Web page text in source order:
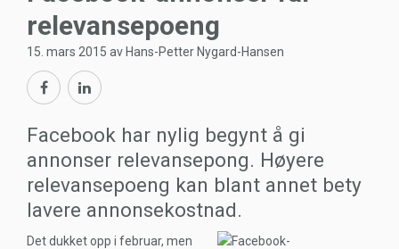
relevansepoeng
15. mars 2015 av Hans-Petter Nygard-Hansen
Facebook har nylig begynt å gi
annonser relevansepong. Høyere
relevansepoeng kan blant annet bety
lavere annonsekostnad.
Det dukket opp i februar, men